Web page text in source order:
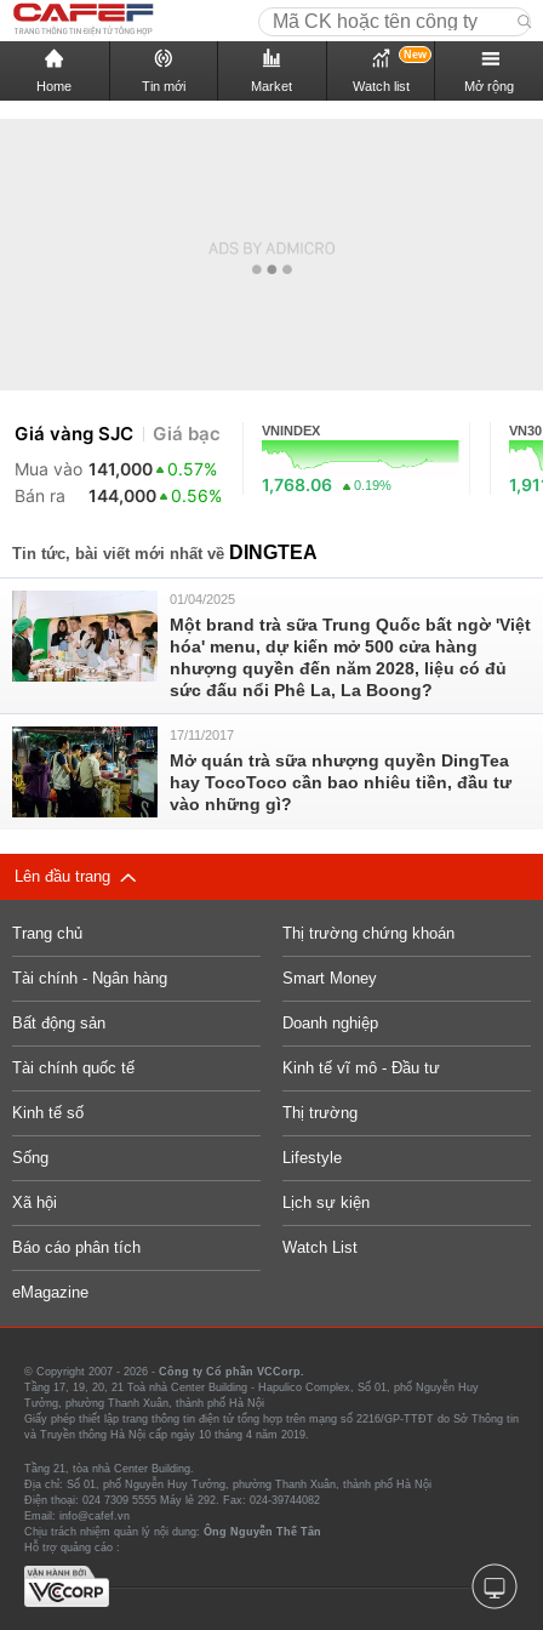
Home Tin mới Market Watch list
New
Mở rộng
Giá vàng SJC Giá bạc
Mua vào 141,000
0.57%
Bán ra
144,000 0.56%
VNINDEX
1,768.06 0.19%
VN30
Tin tức, bài viết mới nhất về DINGTEA
01/04/2025
Một brand trà sữa Trung Quốc bất ngờ 'Việt
hóa' menu, dự kiến mở 500 cửa hàng
nhượng quyền đến năm 2028, liệu có đủ
sức đấu nổi Phê La, La Boong?
17/11/2017
Mở quán trà sữa nhượng quyền DingTea
hay TocoToco cần bao nhiêu tiền, đầu tư
vào những gì?
Lên đầu trang
Trang chủ Thị trường chứng khoán
Tài chính - Ngân hàng Smart Money
Bất động sản Doanh nghiệp
Tài chính quốc tế Kinh tế vĩ mô - Đầu tư
Kinh tế số Thị trường
Sống Lifestyle
Xã hội Lịch sự kiện
Báo cáo phân tích Watch List
eMagazine
© Copyright 2007 - 2026 - Công ty Cổ phần VCCorp.
Tầng 17, 19, 20, 21 Toà nhà Center Building - Hapulico Complex, Số 01, phố Nguyễn Huy
Tưởng, phường Thanh Xuân, thành phố Hà Nội
Giấy phép thiết lập trang thông tin điện tử tổng hợp trên mạng số 2216/GP-TTĐT do Sở Thông tin
và Truyền thông Hà Nội cấp ngày 10 tháng 4 năm 2019.
Tầng 21, tòa nhà Center Building.
Địa chỉ: Số 01, phố Nguyễn Huy Tưởng, phường Thanh Xuân, thành phố Hà Nội
Điện thoại: 024 7309 5555 Máy lẻ 292. Fax: 024-39744082
Email: info@cafef.vn
Chịu trách nhiệm quản lý nội dung: Ông Nguyễn Thế Tân
Hỗ trợ quảng cáo :